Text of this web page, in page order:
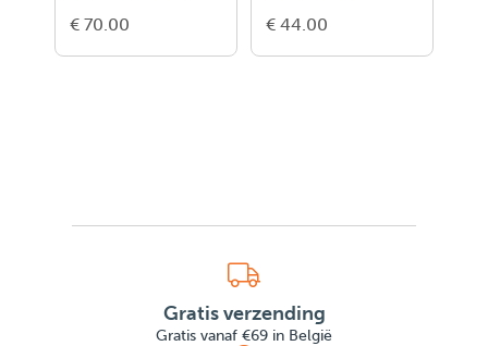
€ 70.00 € 44.00
Gratis verzending
Gratis vanaf €69 in België